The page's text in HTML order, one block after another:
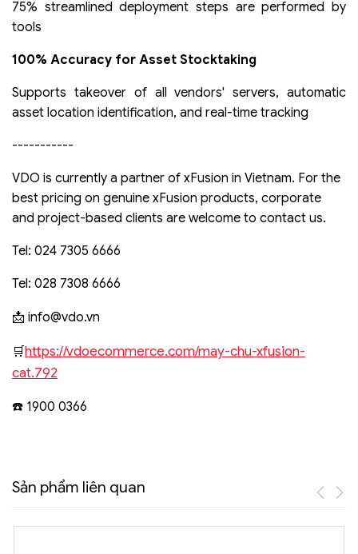
75% streamlined deployment steps are performed by
tools
100% Accuracy for Asset Stocktaking
Supports takeover of all vendors' servers, automatic
asset location identification, and real-time tracking
-----------
VDO is currently a partner of xFusion in Vietnam. For the
best pricing on genuine xFusion products, corporate
and project-based clients are welcome to contact us.
Tel: 024 7305 6666
Tel: 028 7308 6666
📩 info@vdo.vn
🛒https://vdoecommerce.com/may-chu-xfusion-
cat.792
☎ ️ 1900 0366
Sản phẩm liên quan